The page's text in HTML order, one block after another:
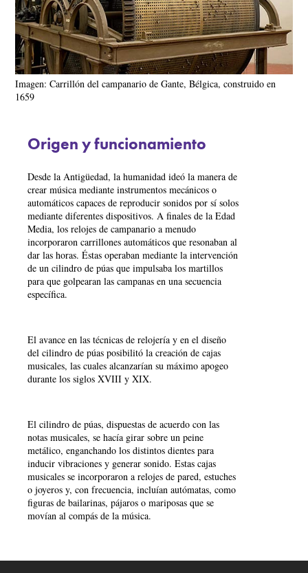
Imagen: Carrillón del campanario de Gante, Bélgica, construido en
1659
Origen y funcionamiento
Desde la Antigüedad, la humanidad ideó la manera de
crear música mediante instrumentos mecánicos o
automáticos capaces de reproducir sonidos por sí solos
mediante diferentes dispositivos. A finales de la Edad
Media, los relojes de campanario a menudo
incorporaron carrillones automáticos que resonaban al
dar las horas. Éstas operaban mediante la intervención
de un cilindro de púas que impulsaba los martillos
para que golpearan las campanas en una secuencia
específica.
El avance en las técnicas de relojería y en el diseño
del cilindro de púas posibilitó la creación de cajas
musicales, las cuales alcanzarían su máximo apogeo
durante los siglos XVIII y XIX.
El cilindro de púas, dispuestas de acuerdo con las
notas musicales, se hacía girar sobre un peine
metálico, enganchando los distintos dientes para
inducir vibraciones y generar sonido. Estas cajas
musicales se incorporaron a relojes de pared, estuches
o joyeros y, con frecuencia, incluían autómatas, como
figuras de bailarinas, pájaros o mariposas que se
movían al compás de la música.